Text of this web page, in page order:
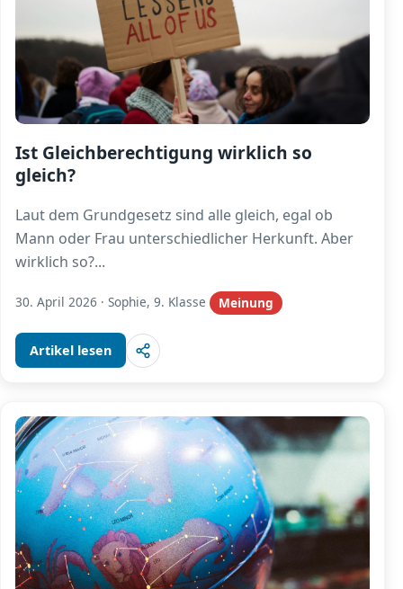
Ist Gleichberechtigung wirklich so
gleich?
Laut dem Grundgesetz sind alle gleich, egal ob
Mann oder Frau unterschiedlicher Herkunft. Aber
wirklich so?...
30. April 2026 · Sophie, 9. Klasse Meinung
Artikel lesen